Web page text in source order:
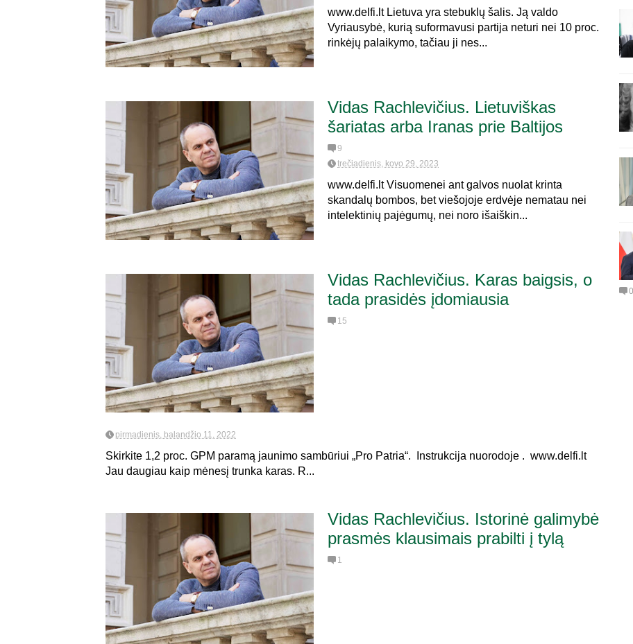
www.delfi.lt Lietuva yra stebuklų šalis. Ją valdo
Vyriausybė, kurią suformavusi partija neturi nei 10 proc.
rinkėjų palaikymo, tačiau ji nes...
Vidas Rachlevičius. Lietuviškas
šariatas arba Iranas prie Baltijos
9
trečiadienis, kovo 29, 2023
www.delfi.lt Visuomenei ant galvos nuolat krinta
skandalų bombos, bet viešojoje erdvėje nematau nei
intelektinių pajėgumų, nei noro išaiškin...
Vidas Rachlevičius. Karas baigsis, o
tada prasidės įdomiausia
15
pirmadienis, balandžio 11, 2022
Skirkite 1,2 proc. GPM paramą jaunimo sambūriui „Pro Patria“. Instrukcija nuorodoje . www.delfi.lt
Jau daugiau kaip mėnesį trunka karas. R...
Vidas Rachlevičius. Istorinė galimybė
prasmės klausimais prabilti į tylą
1
0